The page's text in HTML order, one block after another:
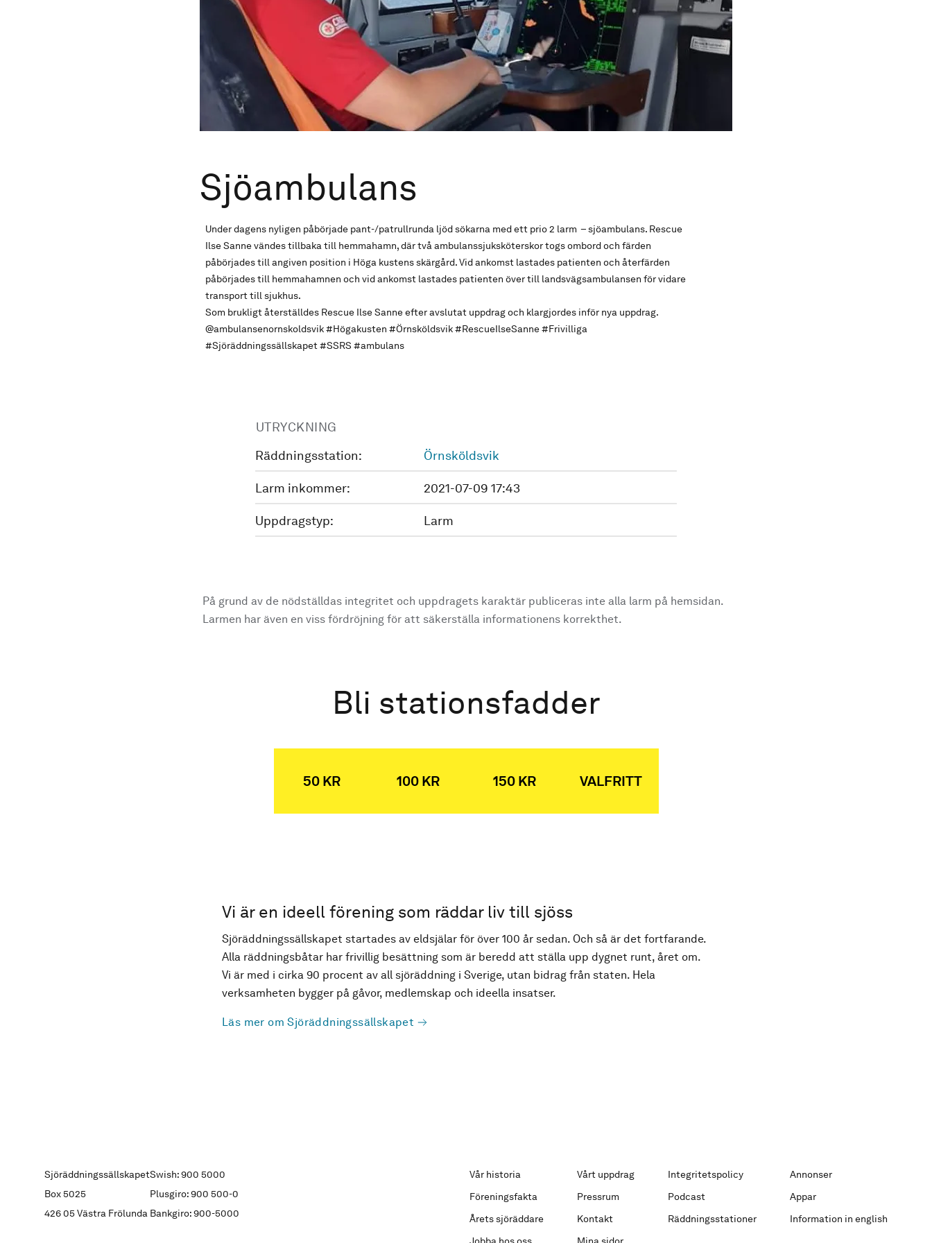
Sjöambulans
Under dagens nyligen påbörjade pant-/patrullrunda ljöd sökarna med ett prio 2 larm – sjöambulans. Rescue
Ilse Sanne vändes tillbaka till hemmahamn, där två ambulanssjuksköterskor togs ombord och färden
påbörjades till angiven position i Höga kustens skärgård. Vid ankomst lastades patienten och återfärden
påbörjades till hemmahamnen och vid ankomst lastades patienten över till landsvägsambulansen för vidare
transport till sjukhus.
Som brukligt återställdes Rescue Ilse Sanne efter avslutat uppdrag och klargjordes inför nya uppdrag.
@ambulansenornskoldsvik#Högakusten #Örnsköldsvik#RescueIlseSanne#Frivilliga
#Sjöräddningssällskapet#SSRS #ambulans
UTRYCKNING
Räddningsstation:
Örnsköldsvik
Larm inkommer: 2021-07-09 17:43
Uppdragstyp: Larm
På grund av de nödställdas integritet och uppdragets karaktär publiceras inte alla larm på hemsidan.
Larmen har även en viss fördröjning för att säkerställa informationens korrekthet.
Bli stationsfadder
50 KR 100 KR 150 KR VALFRITT
Vi är en ideell förening som räddar liv till sjöss
Sjöräddningssällskapet startades av eldsjälar för över 100 år sedan. Och så är det fortfarande.
Alla räddningsbåtar har frivillig besättning som är beredd att ställa upp dygnet runt, året om.
Vi är med i cirka 90 procent av all sjöräddning i Sverige, utan bidrag från staten. Hela
verksamheten bygger på gåvor, medlemskap och ideella insatser.
Läs mer om Sjöräddningssällskapet
Sjöräddningssällskapet
Box 5025
426 05 Västra Frölunda
Swish: 900 5000
Plusgiro: 900 500-0
Bankgiro: 900-5000
Vår historia Vårt uppdrag Integritetspolicy
Annonser
Föreningsfakta
Pressrum Podcast
Appar
Årets sjöräddare
Kontakt Räddningsstationer
Information in english